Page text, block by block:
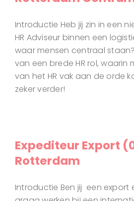
Introductie Heb jij zin in een
HR Adviseur binnen een
waar mensen centraal
van een brede HR rol,
van het HR vak aan de orde
zeker verder!
Expediteur Export
Rotterdam
Introductie Ben jij een export